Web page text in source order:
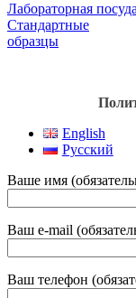
Лабораторная посуда
Стандартные
образцы
English
Русский
Ваше имя
Ваш e-mail
Ваш телефон